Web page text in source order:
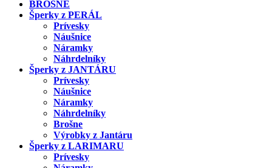
BROŠNE
Šperky z PERÁL
Prívesky
Náušnice
Náramky
Náhrdelníky
Šperky z JANTÁRU
Prívesky
Náušnice
Náramky
Náhrdelníky
Brošne
Výrobky z Jantáru
Šperky z LARIMARU
Prívesky